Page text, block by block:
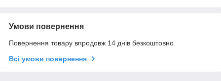
Умови повернення
Повернення товару впродовж 14 днів безкоштовно
Всі умови повернення